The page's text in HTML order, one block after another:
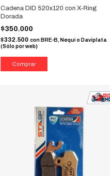
Cadena DID 520x120 con X-Ring
Dorada
$350.000
$332.500 con BRE-B, Nequi o Daviplata
(Sólo por web)